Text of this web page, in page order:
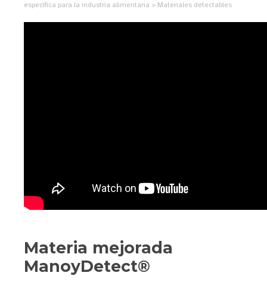
específica para la industria alimentaria > Materiales detectables
Materia mejorada
ManoyDetect®